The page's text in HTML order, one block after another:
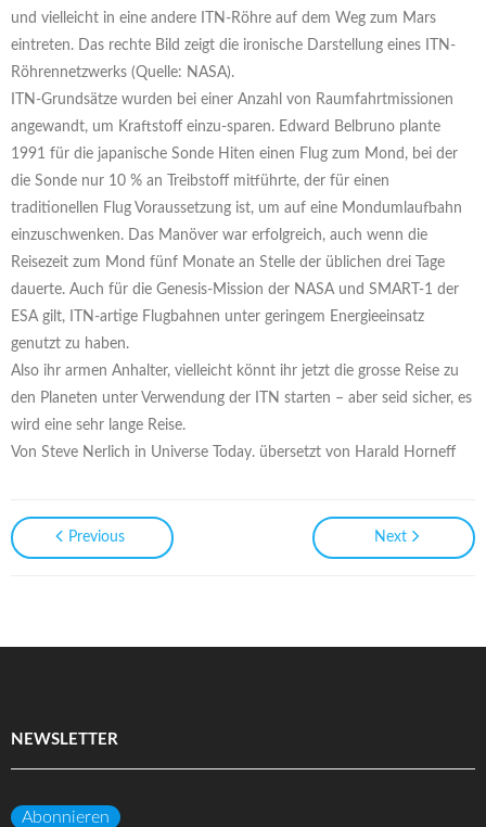
und vielleicht in eine andere ITN-Röhre auf dem Weg zum Mars
eintreten. Das rechte Bild zeigt die ironische Darstellung eines ITN-
Röhrennetzwerks (Quelle: NASA).
ITN-Grundsätze wurden bei einer Anzahl von Raumfahrtmissionen
angewandt, um Kraftstoff einzu-sparen. Edward Belbruno plante
1991 für die japanische Sonde Hiten einen Flug zum Mond, bei der
die Sonde nur 10 % an Treibstoff mitführte, der für einen
traditionellen Flug Voraussetzung ist, um auf eine Mondumlaufbahn
einzuschwenken. Das Manöver war erfolgreich, auch wenn die
Reisezeit zum Mond fünf Monate an Stelle der üblichen drei Tage
dauerte. Auch für die Genesis-Mission der NASA und SMART-1 der
ESA gilt, ITN-artige Flugbahnen unter geringem Energieeinsatz
genutzt zu haben.
Also ihr armen Anhalter, vielleicht könnt ihr jetzt die grosse Reise zu
den Planeten unter Verwendung der ITN starten – aber seid sicher, es
wird eine sehr lange Reise.
Von Steve Nerlich in Universe Today. übersetzt von Harald Horneff
Previous Next
NEWSLETTER
Abonnieren